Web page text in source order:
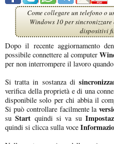
Come collegare un telefono o
Windows 10 per
dispositivi
Dopo il recente aggiornamento
possibile connettere al computer
per non interrompere il lavoro
Si tratta in sostanza di
verifica della proprietà e di una
disponibile solo per chi abbia il
Si può controllare facilmente la
suStart quindi si va su
quindi si clicca sulla voce